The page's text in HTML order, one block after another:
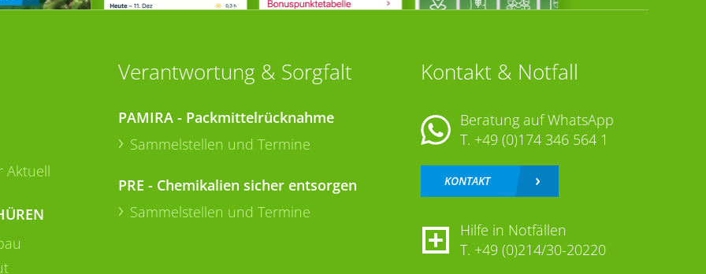
Aktuell
Verantwortung & Sorgfalt
PAMIRA - Packmittelrücknahme
Sammelstellen und Termine
PRE - Chemikalien sicher entsorgen
Sammelstellen und Termine
Kontakt & Notfall
Beratung auf WhatsApp
T. +49 (0)174 346 564 1
KONTAKT
Hilfe in Notfällen
T. +49 (0)214/30-20220